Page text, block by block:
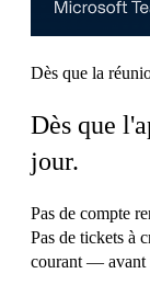
Dès que la
Dès que
jour.
Pas de compte
Pas de tickets à
courant — avant